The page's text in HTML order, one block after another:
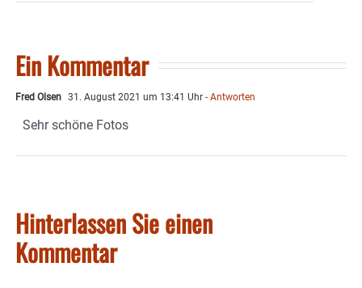
Ein Kommentar
Fred Olsen 31. August 2021 um 13:41 Uhr - Antworten
Sehr schöne Fotos
Hinterlassen Sie einen
Kommentar